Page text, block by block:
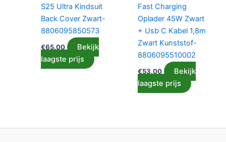
S25 Ultra Kindsuit
Back Cover Zwart-
8806095850573
€65.00
Bekijk
laagste prijs
Fast Charging
Oplader 45W Zwart
+ Usb C Kabel 1,8m
Zwart Kunststof-
8806095510002
€53.00
Bekijk
laagste prijs